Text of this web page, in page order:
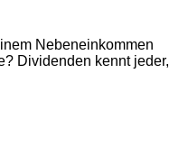
Nebeneinkommen
Dividenden kennt jeder,